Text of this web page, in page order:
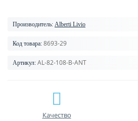
Производитель: Alberti Livio
Код товара: 8693-29
Артикул: AL-82-108-B-ANT
Качество